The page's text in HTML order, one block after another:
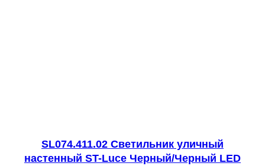
SL074.411.02 Светильник уличный
настенный ST-Luce Черный/Черный LED